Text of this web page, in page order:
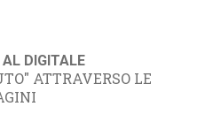
DIGITALE
ATTRAVERSO LE